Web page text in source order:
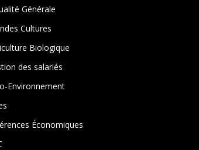
Générale
Cultures
Biologique
des salariés
Environnement
Économiques